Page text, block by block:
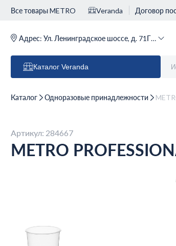
Все товары METRO Veranda Договор
Адрес: Ул. Ленинградское шоссе, д. 71Г (м. Речной вокзал)
Каталог Veranda
Каталог Одноразовые принадлежности
Артикул: 284667
METRO